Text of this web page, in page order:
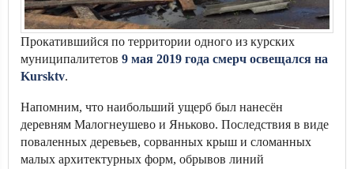
Прокатившийся по территории одного из курских
муниципалитетов 9 мая 2019 года смерч освещался на
Kursktv.
Напомним, что наибольший ущерб был нанесён
деревням Малогнеушево и Яньково. Последствия в виде
поваленных деревьев, сорванных крыш и сломанных
малых архитектурных форм, обрывов линий